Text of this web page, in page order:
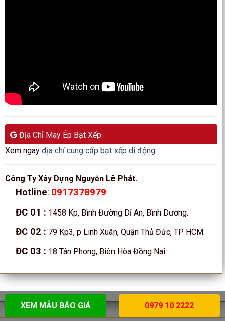
Địa Chỉ May Ép Bạt Xếp
Xem ngay địa chỉ cung cấp bạt xếp di động
Công Ty Xây Dựng Nguyễn Lê Phát.
Hotline: 0917378979
ĐC 01 : 1458 Kp, Bình Đường Dĩ An, Bình Dương.
ĐC 02 : 79 Kp3, p Linh Xuân, Quận Thủ Đức, TP HCM.
ĐC 03 : 18 Tân Phong, Biên Hòa Đồng Nai.
XEM MẪU BÁO GIÁ 0979 10 2222